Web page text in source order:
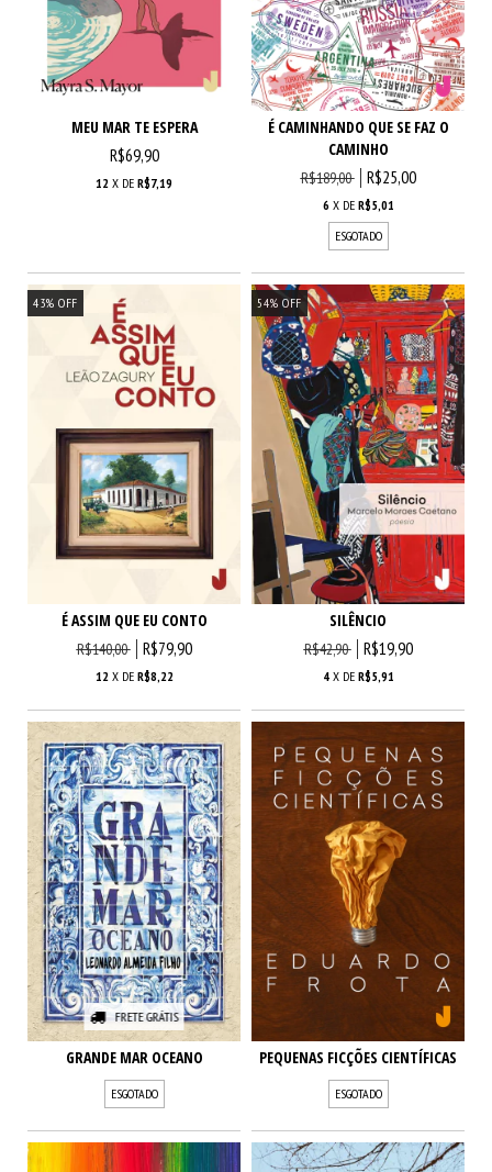
MEU MAR TE ESPERA
R$69,90
12 X DE R$7,19
É CAMINHANDO QUE SE FAZ O
CAMINHO
R$189,00 R$25,00
6 X DE R$5,01
ESGOTADO
43% OFF
É ASSIM QUE EU CONTO
R$140,00 R$79,90
12 X DE R$8,22
54% OFF
SILÊNCIO
R$42,90 R$19,90
4 X DE R$5,91
FRETE GRÁTIS
GRANDE MAR OCEANO
ESGOTADO
PEQUENAS FICÇÕES CIENTÍFICAS
ESGOTADO